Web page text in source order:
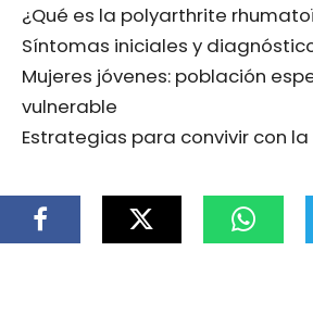
¿Qué es la polyarthrite
Síntomas iniciales y
Mujeres jóvenes: población
vulnerable
Estrategias para convivir con